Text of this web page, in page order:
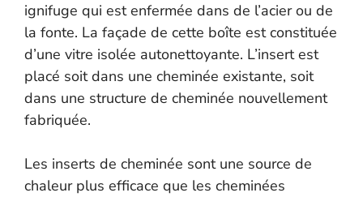
ignifuge qui est enfermée dans de l’acier ou de
la fonte. La façade de cette boîte est constituée
d’une vitre isolée autonettoyante. L’insert est
placé soit dans une cheminée existante, soit
dans une structure de cheminée nouvellement
fabriquée.
Les inserts de cheminée sont une source de
chaleur plus efficace que les cheminées